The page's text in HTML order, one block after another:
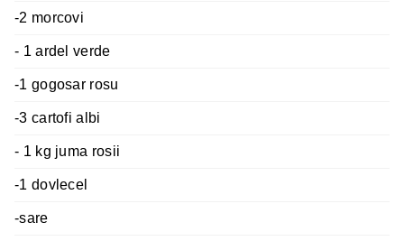
-2 morcovi
- 1 ardel verde
-1 gogosar rosu
-3 cartofi albi
- 1 kg juma rosii
-1 dovlecel
-sare